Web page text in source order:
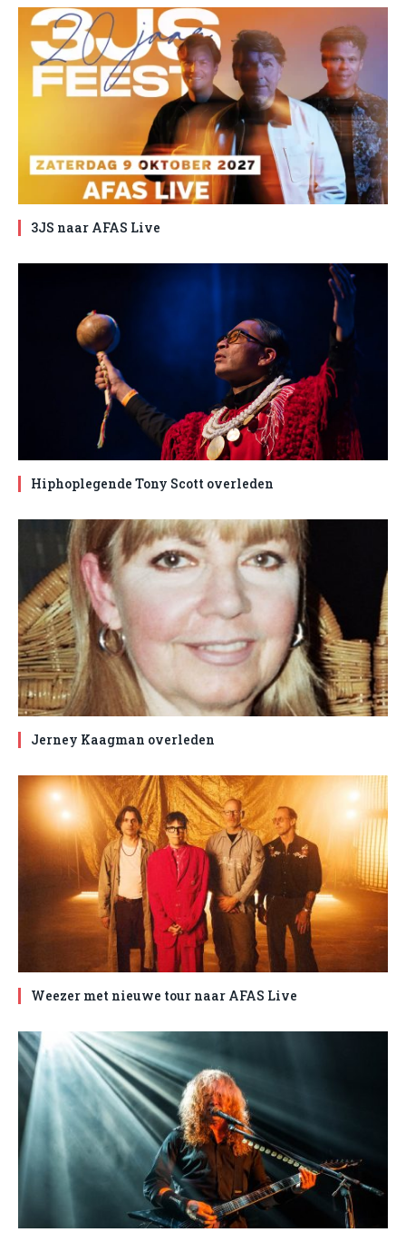
3JS naar AFAS Live
Hiphoplegende Tony Scott overleden
Jerney Kaagman overleden
Weezer met nieuwe tour naar AFAS Live